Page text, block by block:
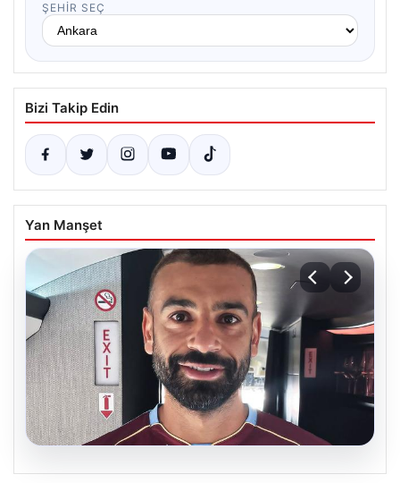
ŞEHIR SEÇ
Bizi Takip Edin
Yan Manşet